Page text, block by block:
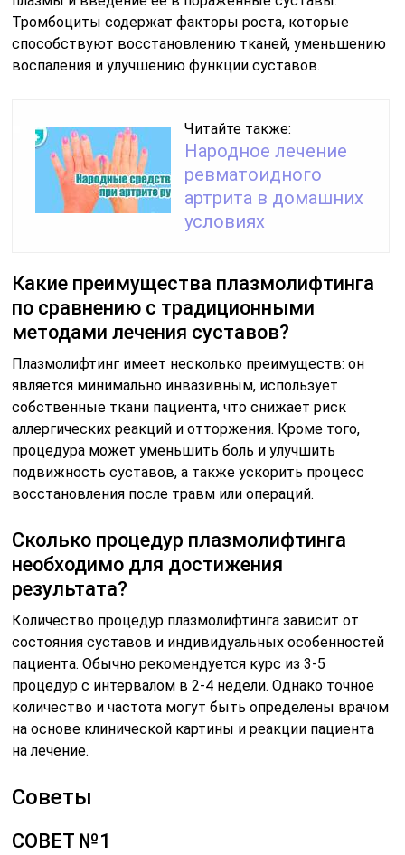
Тромбоциты содержат факторы роста, которые
способствуют восстановлению тканей, уменьшению
воспаления и улучшению функции суставов.
Читайте также:
Народное лечение
ревматоидного
артрита в домашних
условиях
Какие преимущества плазмолифтинга
по сравнению с традиционными
методами лечения суставов?
Плазмолифтинг имеет несколько преимуществ: он
является минимально инвазивным, использует
собственные ткани пациента, что снижает риск
аллергических реакций и отторжения. Кроме того,
процедура может уменьшить боль и улучшить
подвижность суставов, а также ускорить процесс
восстановления после травм или операций.
Сколько процедур плазмолифтинга
необходимо для достижения
результата?
Количество процедур плазмолифтинга зависит от
состояния суставов и индивидуальных особенностей
пациента. Обычно рекомендуется курс из 3-5
процедур с интервалом в 2-4 недели. Однако точное
количество и частота могут быть определены врачом
на основе клинической картины и реакции пациента
на лечение.
Советы
СОВЕТ №1